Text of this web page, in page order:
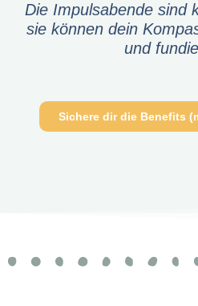
Die Impulsabende sind
sie können dein
und
Sichere dir die Benefits